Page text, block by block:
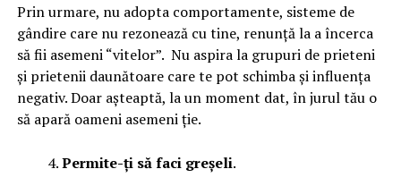
Prin urmare, nu adopta comportamente, sisteme de
gândire care nu rezonează cu tine, renunță la a încerca
să fii asemeni “vitelor”. Nu aspira la grupuri de prieteni
și prietenii daunătoare care te pot schimba și influența
negativ. Doar așteaptă, la un moment dat, în jurul tău o
să apară oameni asemeni ție.
Permite-ți să faci greșeli.